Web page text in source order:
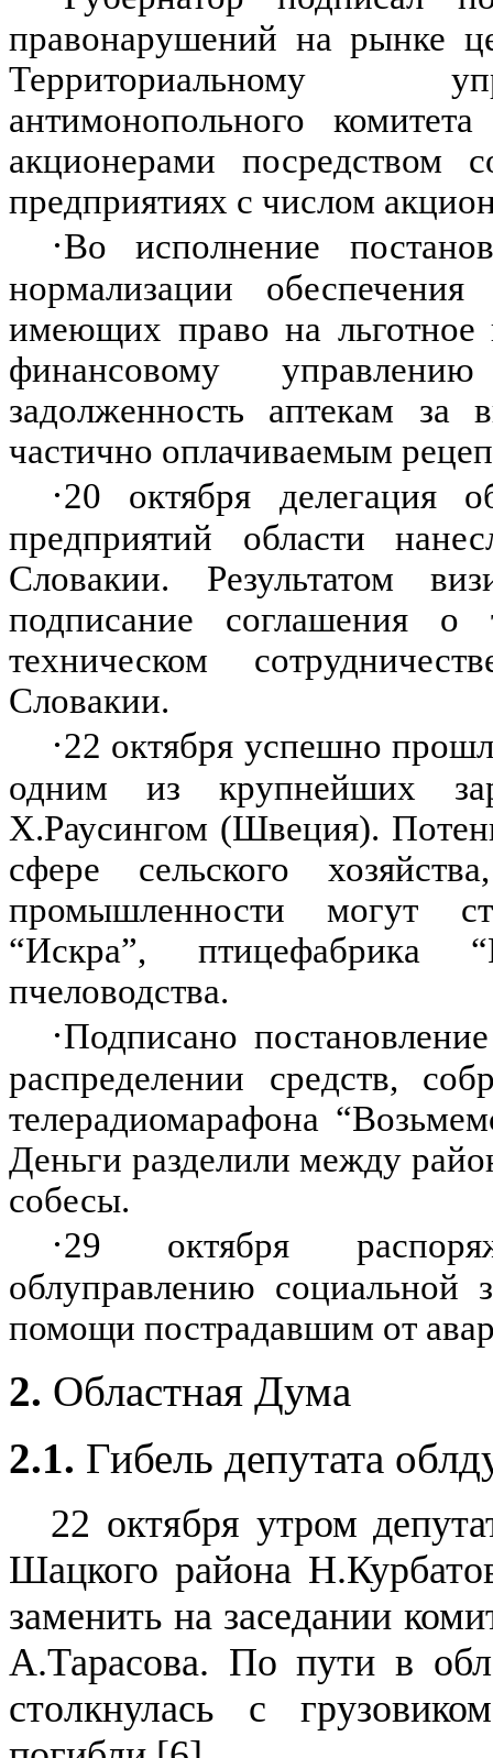
правонарушений на рынке
Территориальному
антимонопольного
акционерами посредством
предприятиях с числом
·Во исполнение
нормализации
имеющих право на льготное
финансовому
задолженность аптекам за
частично оплачиваемым
·20 октября делегация
предприятий области
Словакии. Результатом
подписание соглашения о
техническом
Словакии.
·22 октября успешно
одним из крупнейших
Х.Раусингом (Швеция).
сфере сельского
промышленности могут
“Искра”,
пчеловодства.
·Подписано
распределении средств,
телерадиомарафона
Деньги разделили между
собесы.
·29 октября
облуправлению
помощи пострадавшим от
2. Областная Дума
2.1. Гибель депутата
22 октября утром
Шацкого района
заменить на заседании
А.Тарасова. По пути в
столкнулась с